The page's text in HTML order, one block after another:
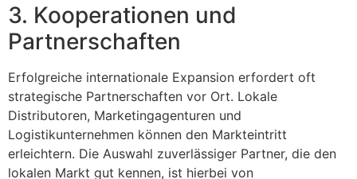
3. Kooperationen und
Partnerschaften
Erfolgreiche internationale Expansion erfordert oft
strategische Partnerschaften vor Ort. Lokale
Distributoren, Marketingagenturen und
Logistikunternehmen können den Markteintritt
erleichtern. Die Auswahl zuverlässiger Partner, die den
lokalen Markt gut kennen, ist hierbei von